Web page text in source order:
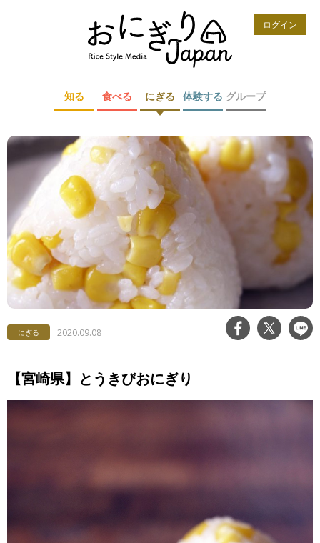
ログイン
知る 食べる にぎる 体験する グループ
にぎる 2020.09.08
【宮崎県】とうきびおにぎり